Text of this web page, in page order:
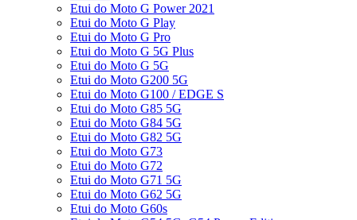
Etui do Moto G Power 2021
Etui do Moto G Play
Etui do Moto G Pro
Etui do Moto G 5G Plus
Etui do Moto G 5G
Etui do Moto G200 5G
Etui do Moto G100 / EDGE S
Etui do Moto G85 5G
Etui do Moto G84 5G
Etui do Moto G82 5G
Etui do Moto G73
Etui do Moto G72
Etui do Moto G71 5G
Etui do Moto G62 5G
Etui do Moto G60s